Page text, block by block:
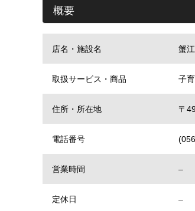
概要
店名・施設名 蟹
取扱サービス・商品 子
住所・所在地 〒
電話番号
営業時間 –
定休日 –